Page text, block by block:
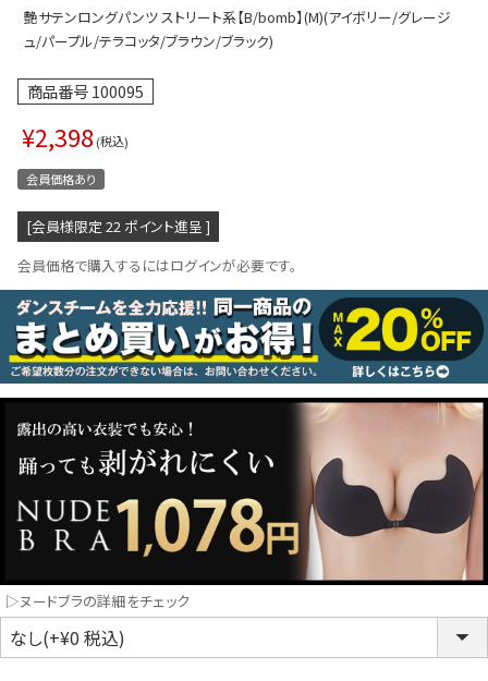
ース
インワン／サロペット
ラ・ニップレス
LINE連携でクーポンもらえる!!
同一商品まとめ買いキャンペーン
浴衣
コスプレ
クリスマス
艶サテンロングパンツ ストリート系【B/bomb】(M)(アイボリー/グレージ
ュ/パープル/テラコッタ/ブラウン/ブラック)
商品番号100095
¥2,398 税込
会員価格あり
[会員様限定 22 ポイント進呈 ]
会員価格で購入するにはログインが必要です。
▷ヌードブラの詳細をチェック